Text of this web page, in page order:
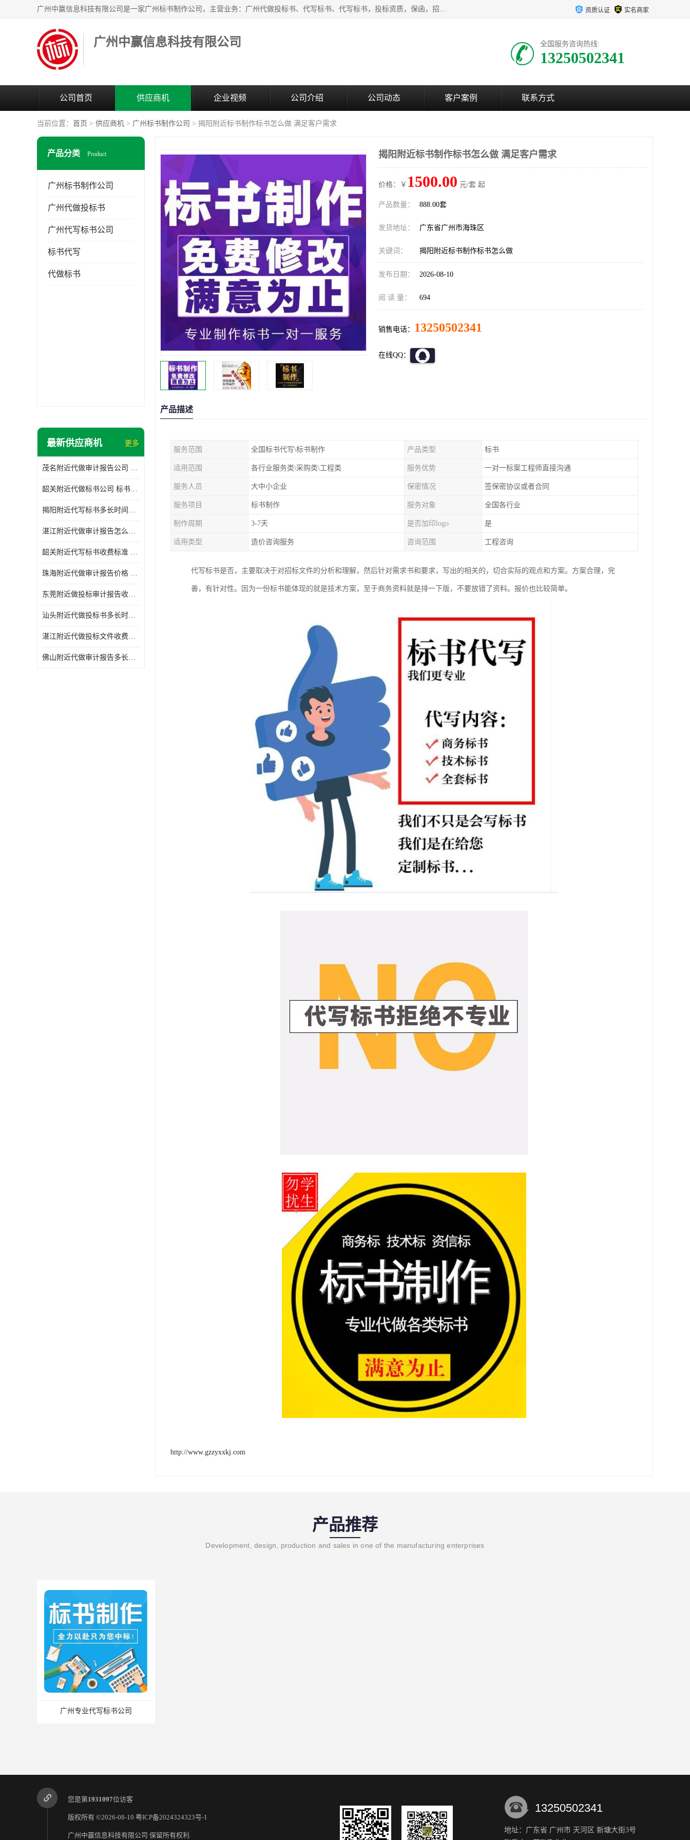
广州中赢信息科技有限公司是一家广州标书制作公司，主营业务：广州代做投标书、代写标书、代写标书，投标资质，保函，招投标培训等等，只要是投标中有需要的，我们这里都可以帮您解决。代写标书的中标案例也有很多。欢迎来电合作。 资质认证 实名商家
广州中赢信息科技有限公司 全国服务咨询热线:
13250502341
公司首页 供应商机 企业视频 公司介绍 公司动态 客户案例 联系方式
当前位置： 首页 > 供应商机 > 广州标书制作公司 > 揭阳附近标书制作标书怎么做 满足客户需求
产品分类 Product
广州标书制作公司
广州代做投标书
广州代写标书公司
标书代写
代做标书
最新供应商机 更多
茂名附近代做审计报告公司 投标书怎么做
韶关附近代做标书公司 标书制作周期快
揭阳附近代写标书多长时间做好 投标书怎么做
湛江附近代做审计报告怎么收费 一对一服务
韶关附近代写标书收费标准 满足客户需求
珠海附近代做审计报告价格 投标书怎么做
东莞附近做投标审计报告收费标准 标书废标注意事项
汕头附近代做投标书多长时间做好 标书废标注意事项
湛江附近代做投标文件收费标准 投标书怎么做
佛山附近代做审计报告多长时间做好 标书打印封装
揭阳附近标书制作标书怎么做 满足客户需求
价格：￥ 1500.00 元/套 起
产品数量： 888.00套
发货地址： 广东省广州市海珠区
关键词： 揭阳附近标书制作标书怎么做
发布日期： 2026-08-10
阅 读 量： 694
销售电话： 13250502341
在线QQ：
产品描述
服务范围 全国标书代写\标书制作 产品类型 标书
适用范围 各行业服务类\采购类\工程类 服务优势 一对一标案工程师直接沟通
服务人员 大中小企业 保密情况 签保密协议或者合同
服务项目 标书制作 服务对象 全国各行业
制作周期 3-7天 是否加印logo 是
适用类型 造价咨询服务 咨询范围 工程咨询
代写标书是否，主要取决于对招标文件的分析和理解，然后针对需求书和要求，写出的相关的，切合实际的观点和方案。方案合理，完
善，有针对性。因为一份标书能体现的就是技术方案，至于商务资料就是排一下版，不要放错了资料。报价也比较简单。
http://www.gzzyxxkj.com
产品推荐
Development, design, production and sales in one of the manufacturing enterprises
广州专业代写标书公司
您是第1931097位访客
版权所有 ©2026-08-10 粤ICP备2024324323号-1
广州中赢信息科技有限公司 保留所有权利.
13250502341
地址：广东省 广州市 天河区 新塘大街3号